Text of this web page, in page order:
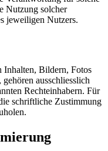
Nutzung solcher
jeweiligen Nutzers.
Inhalten, Bildern, Fotos
ausschliesslich
Rechteinhabern. Für
schriftliche Zustimmung